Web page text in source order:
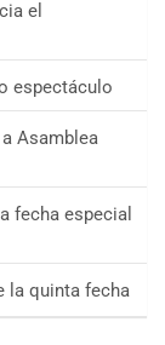
el
espectáculo
Asamblea
fecha especial
la quinta fecha